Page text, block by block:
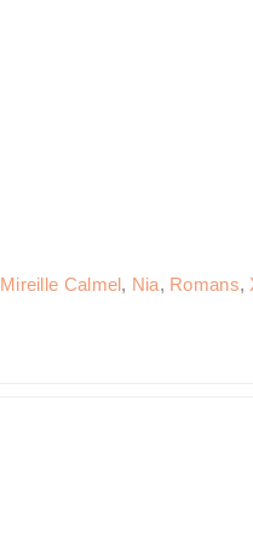
Mireille Calmel, Nia, Romans,